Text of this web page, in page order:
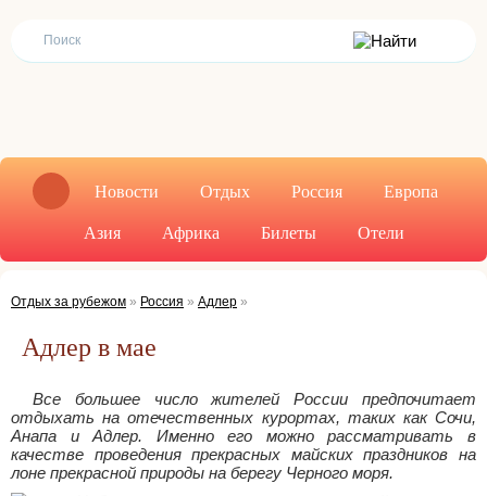
Новости Отдых Россия Европа
Азия Африка Билеты Отели
Отдых за рубежом » Россия » Адлер »
Адлер в мае
Все большее число жителей России предпочитает
отдыхать на отечественных курортах, таких как Сочи,
Анапа и Адлер. Именно его можно рассматривать в
качестве проведения прекрасных майских праздников на
лоне прекрасной природы на берегу Черного моря.